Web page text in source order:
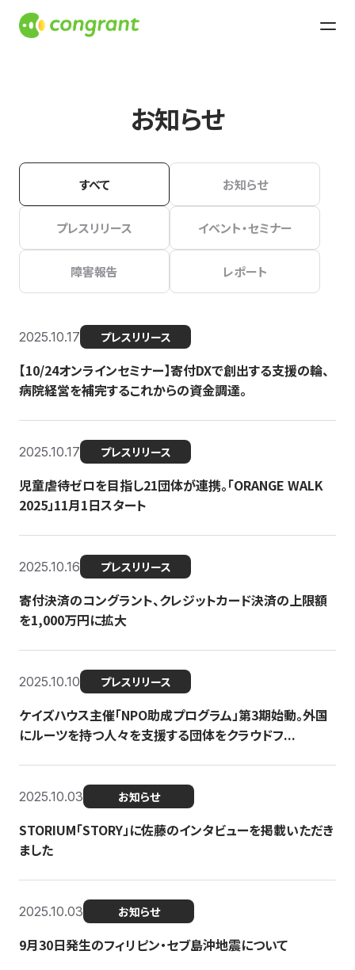
お知らせ
すべて お知らせ
プレスリリース イベント・セミナー
障害報告 レポート
2025.10.17 プレスリリース
【10/24オンラインセミナー】寄付DXで創出する支援の輪、
病院経営を補完するこれからの資金調達。
2025.10.17 プレスリリース
児童虐待ゼロを目指し21団体が連携。「ORANGE WALK
2025」11月1日スタート
2025.10.16 プレスリリース
寄付決済のコングラント、クレジットカード決済の上限額
を1,000万円に拡大
2025.10.10 プレスリリース
ケイズハウス主催「NPO助成プログラム」第3期始動。外国
にルーツを持つ人々を支援する団体をクラウドフ...
2025.10.03 お知らせ
STORIUM「STORY」に佐藤のインタビューを掲載いただき
ました
2025.10.03 お知らせ
9月30日発生のフィリピン・セブ島沖地震について